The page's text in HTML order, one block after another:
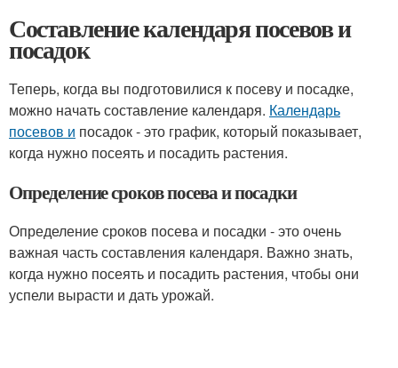
Составление календаря посевов и
посадок
Теперь, когда вы подготовилися к посеву и посадке,
можно начать составление календаря. Календарь
посевов и посадок - это график, который показывает,
когда нужно посеять и посадить растения.
Определение сроков посева и посадки
Определение сроков посева и посадки - это очень
важная часть составления календаря. Важно знать,
когда нужно посеять и посадить растения, чтобы они
успели вырасти и дать урожай.